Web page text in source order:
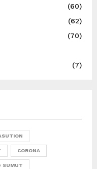
(60)
(62)
(70)
(7)
CORONA
SUMUT